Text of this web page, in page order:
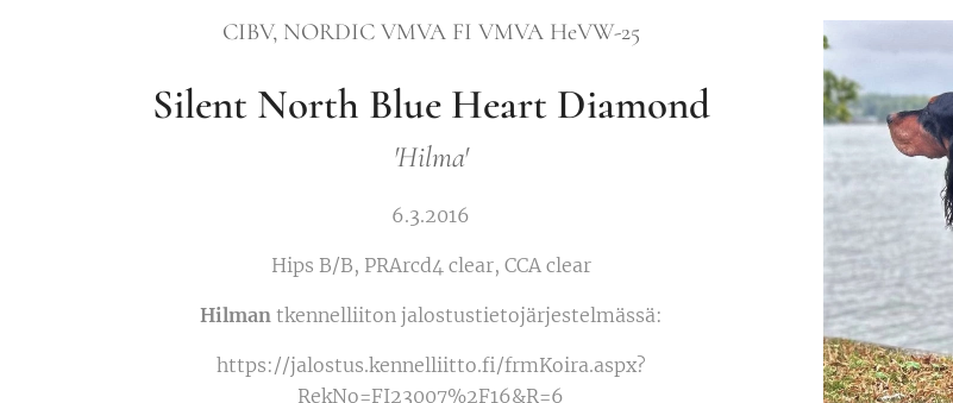
CIBV, NORDIC VMVA FI VMVA HeVW-25
Silent North Blue Heart Diamond
'Hilma'
6.3.2016
Hips B/B, PRArcd4 clear, CCA clear
Hilman tkennelliiton jalostustietojärjestelmässä:
https://jalostus.kennelliitto.fi/frmKoira.aspx?
RekNo=FI23007%2F16&R=6